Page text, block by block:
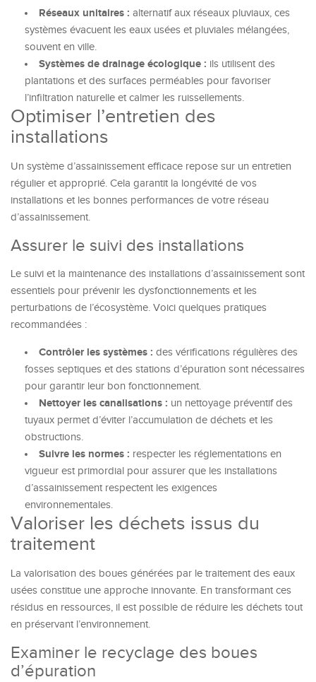
Réseaux unitaires : alternatif aux réseaux pluviaux, ces
systèmes évacuent les eaux usées et pluviales mélangées,
souvent en ville.
Systèmes de drainage écologique : ils utilisent des
plantations et des surfaces perméables pour favoriser
l’infiltration naturelle et calmer les ruissellements.
Optimiser l’entretien des
installations
Un système d’assainissement efficace repose sur un entretien
régulier et approprié. Cela garantit la longévité de vos
installations et les bonnes performances de votre réseau
d’assainissement.
Assurer le suivi des installations
Le suivi et la maintenance des installations d’assainissement sont
essentiels pour prévenir les dysfonctionnements et les
perturbations de l’écosystème. Voici quelques pratiques
recommandées :
Contrôler les systèmes : des vérifications régulières des
fosses septiques et des stations d’épuration sont nécessaires
pour garantir leur bon fonctionnement.
Nettoyer les canalisations : un nettoyage préventif des
tuyaux permet d’éviter l’accumulation de déchets et les
obstructions.
Suivre les normes : respecter les réglementations en
vigueur est primordial pour assurer que les installations
d’assainissement respectent les exigences
environnementales.
Valoriser les déchets issus du
traitement
La valorisation des boues générées par le traitement des eaux
usées constitue une approche innovante. En transformant ces
résidus en ressources, il est possible de réduire les déchets tout
en préservant l’environnement.
Examiner le recyclage des boues
d’épuration